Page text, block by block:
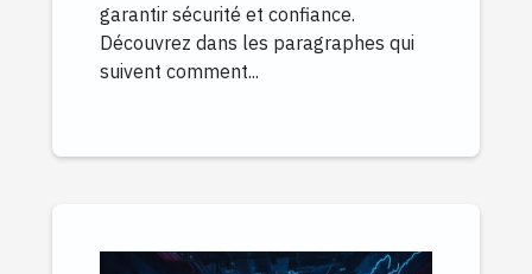
garantir sécurité et confiance.
Découvrez dans les paragraphes qui
suivent comment...